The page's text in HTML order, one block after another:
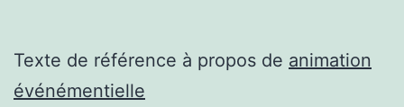
Texte de référence à propos de animation
événémentielle